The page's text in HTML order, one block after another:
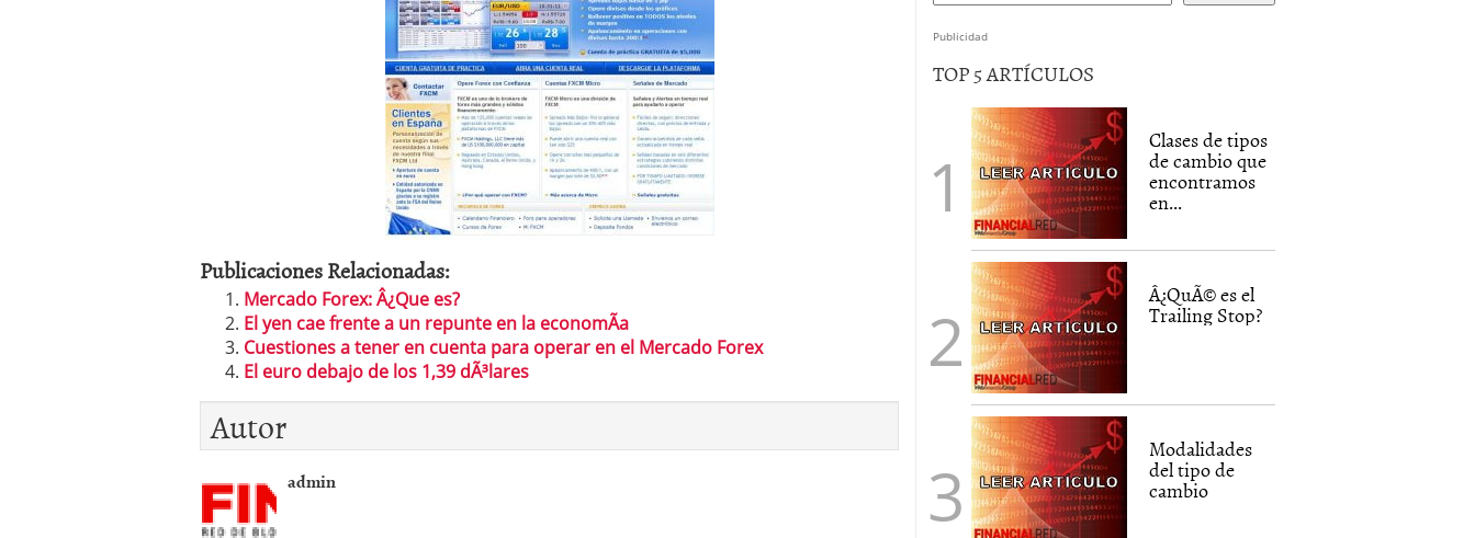
Publicaciones Relacionadas:
Mercado Forex: Â¿Que es?
El yen cae frente a un repunte en la economÃ­a
Cuestiones a tener en cuenta para operar en el Mercado Forex
El euro debajo de los 1,39 dÃ³lares
Autor
admin
Publicidad
TOP 5 ARTÍCULOS
Clases de tipos
de cambio que
encontramos
en...
Â¿QuÃ© es el
Trailing Stop?
Modalidades
del tipo de
cambio